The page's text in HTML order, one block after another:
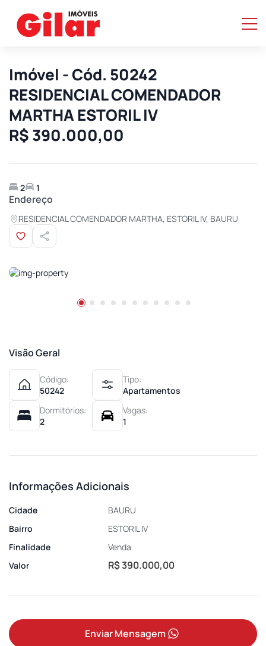
Imóvel - Cód. 50242
RESIDENCIAL COMENDADOR
MARTHA ESTORIL IV
R$ 390.000,00
2 1
Endereço
RESIDENCIAL COMENDADOR MARTHA, ESTORIL IV, BAURU
Visão Geral
Código:
50242
Tipo:
Apartamentos
Dormitórios:
2
Vagas:
1
Informações Adicionais
Cidade
BAURU
Bairro
ESTORIL IV
Finalidade
Venda
Valor
R$ 390.000,00
Enviar Mensagem